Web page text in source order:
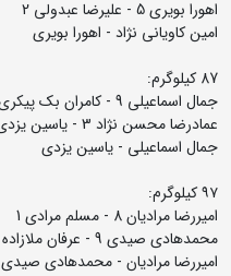
اهورا بویری 5 - علیرضا عبدولی 2
امین کاویانی نژاد - اهورا بویری
87 کیلوگرم:
جمال اسماعیلی 9 - کامران بک پیکری صفر
عمادرضا محسن نژاد 3 - یاسین یزدی 13
جمال اسماعیلی - یاسین یزدی
۹۷ کیلوگرم:
امیررضا مرادیان 8 - مسلم مرادی 1
محمدهادی صیدی 9 - عرفان ملازاده صفر
امیررضا مرادیان - محمدهادی صیدی